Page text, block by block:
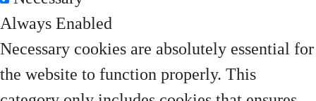
Always Enabled
Necessary cookies are absolutely essential for
the website to function properly. This